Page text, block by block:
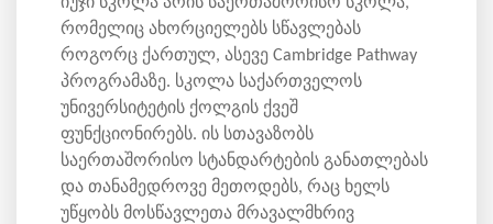
რომელიც ახორციელებს სწავლებას
როგორც ქართულ, ასევე Cambridge Pathway
პროგრამაზე. სკოლა საქართველოს
უნივერსიტეტის ქოლგის ქვეშ
ფუნქციონირებს. ის სთავაზობს
საერთაშორისო სტანდარტების განათლებას
და თანამედროვე მეთოდებს, რაც ხელს
უწყობს მოსწავლეთა მრავალმხრივ